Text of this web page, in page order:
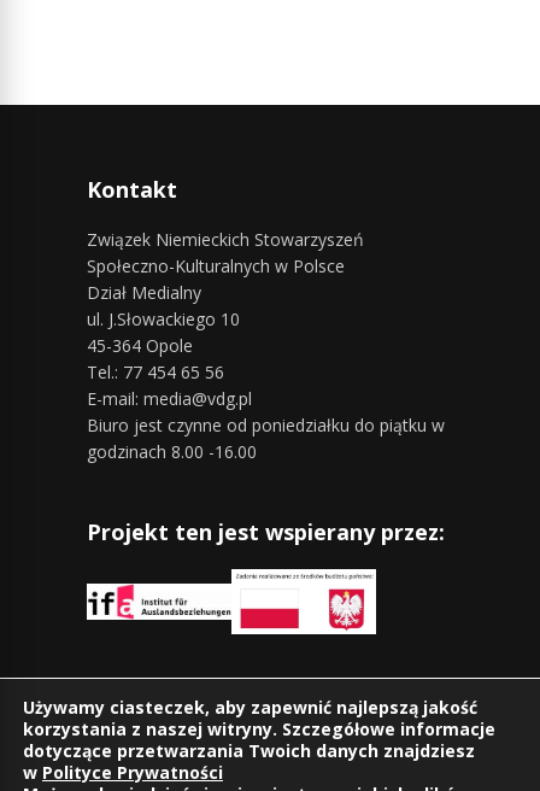
Kontakt
Związek Niemieckich Stowarzyszeń
Społeczno-Kulturalnych w Polsce
Dział Medialny
ul. J.Słowackiego 10
45-364 Opole
Tel.: 77 454 65 56
E-mail: media@vdg.pl
Biuro jest czynne od poniedziałku do piątku w
godzinach 8.00 -16.00
Projekt ten jest wspierany przez:
Znajdziesz nas również na:
Używamy ciasteczek, aby zapewnić najlepszą jakość
korzystania z naszej witryny. Szczegółowe informacje
dotyczące przetwarzania Twoich danych znajdziesz
w Polityce Prywatności